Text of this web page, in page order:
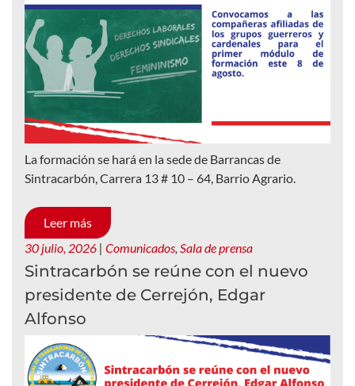
La formación se hará en la sede de Barrancas de
Sintracarbón, Carrera 13 # 10 – 64, Barrio Agrario.
Leer más
30 julio, 2026 | Comunicados Sala de prensa
Sintracarbón se reúne con el nuevo
presidente de Cerrejón, Edgar
Alfonso